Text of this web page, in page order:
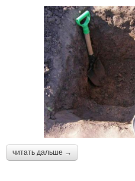
читать дальше →